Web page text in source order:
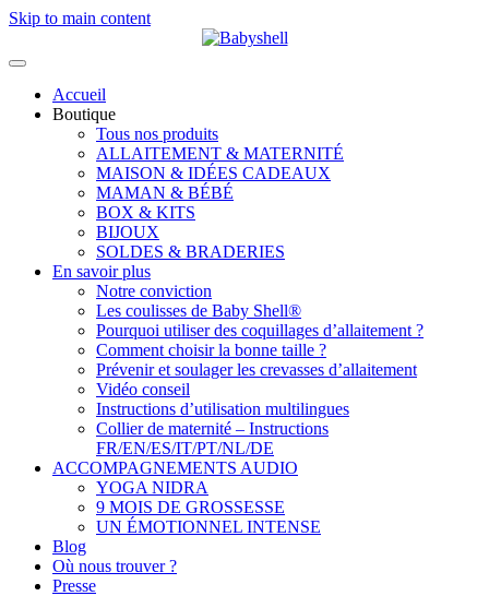
Skip to main content
Accueil
Boutique
Tous nos produits
ALLAITEMENT & MATERNITÉ
MAISON & IDÉES CADEAUX
MAMAN & BÉBÉ
BOX & KITS
BIJOUX
SOLDES & BRADERIES
En savoir plus
Notre conviction
Les coulisses de Baby Shell®
Pourquoi utiliser des coquillages d’allaitement ?
Comment choisir la bonne taille ?
Prévenir et soulager les crevasses d’allaitement
Vidéo conseil
Instructions d’utilisation multilingues
Collier de maternité – Instructions
FR/EN/ES/IT/PT/NL/DE
ACCOMPAGNEMENTS AUDIO
YOGA NIDRA
9 MOIS DE GROSSESSE
UN ÉMOTIONNEL INTENSE
Blog
Où nous trouver ?
Presse